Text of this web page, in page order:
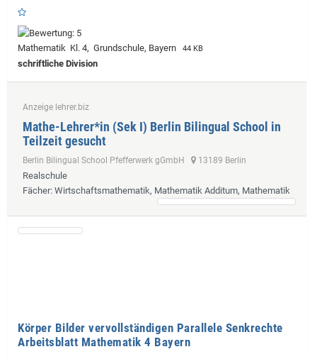
Mathematik Kl. 4, Grundschule, Bayern 44 KB
schriftliche Division
Anzeige lehrer.biz
Mathe-Lehrer*in (Sek I) Berlin Bilingual School in
Teilzeit gesucht
Berlin Bilingual School Pfefferwerk gGmbH 13189 Berlin
Realschule
Fächer: Wirtschaftsmathematik, Mathematik Additum, Mathematik
Körper Bilder vervollständigen Parallele Senkrechte
Arbeitsblatt Mathematik 4 Bayern